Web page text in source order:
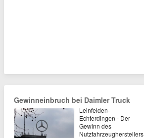
Gewinneinbruch bei Daimler Truck
Leinfelden-
Echterdingen - Der
Gewinn des
Nutzfahrzeugherstellers